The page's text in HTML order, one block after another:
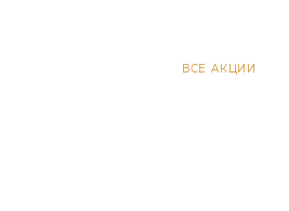
ВСЕ АКЦИИ